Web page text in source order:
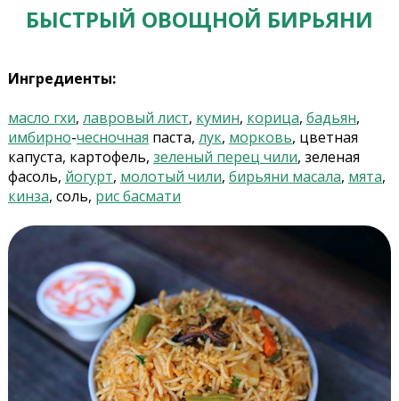
БЫСТРЫЙ ОВОЩНОЙ БИРЬЯНИ
Ингредиенты:
масло гхи, лавровый лист, кумин, корица, бадьян,
имбирно-чесночная паста, лук, морковь, цветная
капуста, картофель, зеленый перец чили, зеленая
фасоль, йогурт, молотый чили, бирьяни масала, мята,
кинза, соль, рис басмати